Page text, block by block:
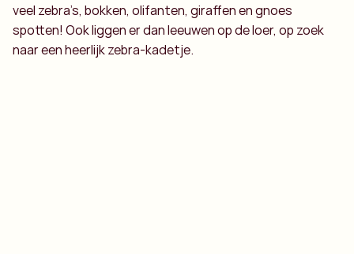
veel zebra’s, bokken, olifanten, giraffen en gnoes
spotten! Ook liggen er dan leeuwen op de loer, op zoek
naar een heerlijk zebra-kadetje.